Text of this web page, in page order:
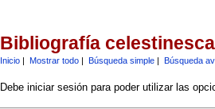
Bibliografía celestinesca
Inicio| Mostrar todo| Búsqueda simple| Búsqueda
Debe iniciar sesión para poder utilizar las